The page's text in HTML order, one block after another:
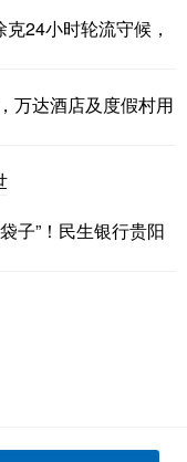
24小时轮流守候，
万达酒店及度假村用
子”！民生银行贵阳